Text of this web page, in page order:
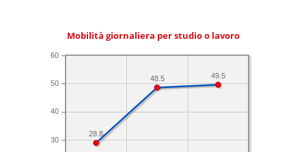
Mobilità giornaliera per studio o lavoro
30
40
50
60
49.5
48.5
28.8